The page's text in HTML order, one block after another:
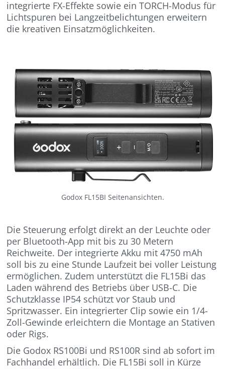
integrierte FX-Effekte sowie ein TORCH-Modus für
Lichtspuren bei Langzeitbelichtungen erweitern
die kreativen Einsatzmöglichkeiten.
Godox FL15BI Seitenansichten.
Die Steuerung erfolgt direkt an der Leuchte oder
per Bluetooth-App mit bis zu 30 Metern
Reichweite. Der integrierte Akku mit 4750 mAh
soll bis zu eine Stunde Laufzeit bei voller Leistung
ermöglichen. Zudem unterstützt die FL15Bi das
Laden während des Betriebs über USB-C. Die
Schutzklasse IP54 schützt vor Staub und
Spritzwasser. Ein integrierter Clip sowie ein 1/4-
Zoll-Gewinde erleichtern die Montage an Stativen
oder Rigs.
Die Godox RS100Bi und RS100R sind ab sofort im
Fachhandel erhältlich. Die FL15Bi soll in Kürze